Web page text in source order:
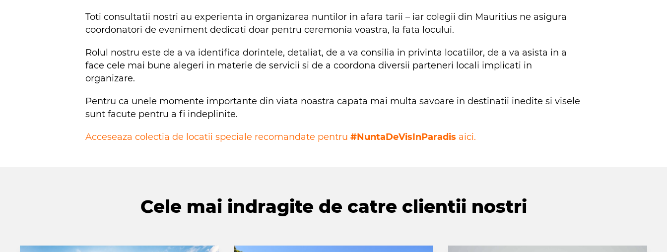
Toti consultatii nostri au experienta in organizarea nuntilor in afara tarii – iar colegii din Mauritius ne asigura
coordonatori de eveniment dedicati doar pentru ceremonia voastra, la fata locului.
Rolul nostru este de a va identifica dorintele, detaliat, de a va consilia in privinta locatiilor, de a va asista in a
face cele mai bune alegeri in materie de servicii si de a coordona diversii parteneri locali implicati in
organizare.
Pentru ca unele momente importante din viata noastra capata mai multa savoare in destinatii inedite si visele
sunt facute pentru a fi indeplinite.
Acceseaza colectia de locatii speciale recomandate pentru #NuntaDeVisInParadis aici.
Cele mai indragite de catre clientii nostri